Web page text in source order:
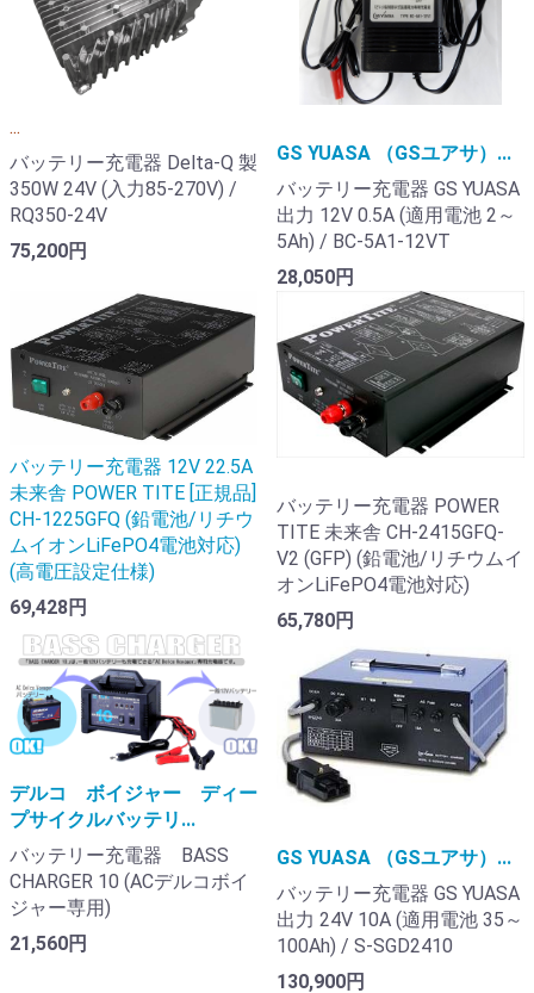
...
バッテリー充電器 Delta-Q 製
350W 24V (入力85-270V) /
RQ350-24V
75,200円
GS YUASA （GSユアサ）...
バッテリー充電器 GS YUASA
出力 12V 0.5A (適用電池 2～
5Ah) / BC-5A1-12VT
28,050円
バッテリー充電器 12V 22.5A
未来舎 POWER TITE [正規品]
CH-1225GFQ (鉛電池/リチウ
ムイオンLiFePO4電池対応)
(高電圧設定仕様)
69,428円
バッテリー充電器 POWER
TITE 未来舎 CH-2415GFQ-
V2 (GFP) (鉛電池/リチウムイ
オンLiFePO4電池対応)
65,780円
デルコ ボイジャー ディー
プサイクルバッテリ...
バッテリー充電器 BASS
CHARGER 10 (ACデルコボイ
ジャー専用)
21,560円
GS YUASA （GSユアサ）...
バッテリー充電器 GS YUASA
出力 24V 10A (適用電池 35～
100Ah) / S-SGD2410
130,900円